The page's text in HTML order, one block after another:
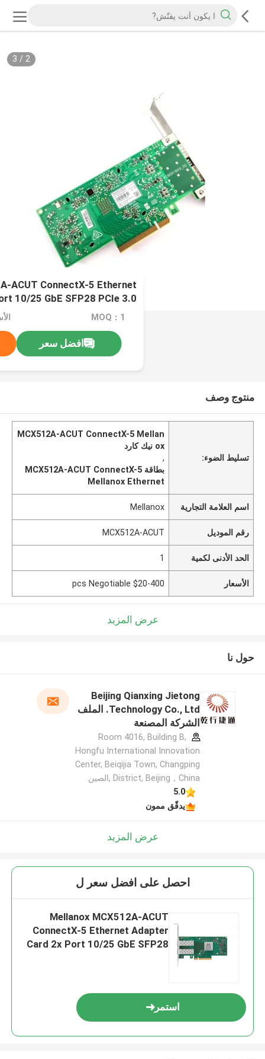
2
/
3
ACUT ConnectX-5 Ethernet
10/25 GbE SFP28 PCIe 3.0
MOQ：1
افضل سعر
منتوج وصف
تسليط الضوء:
MCX512A-ACUT ConnectX-5 Mellan
ox نيك كارد
,
بطاقة MCX512A-ACUT ConnectX-5
Mellanox Ethernet
اسم العلامة التجارية Mellanox
رقم الموديل MCX512A-ACUT
الحد الأدنى لكمية 1
الأسعار $20-400 pcs Negotiable
عرض المزيد
حول نا
Beijing Qianxing Jietong
Technology Co., Ltd. الملف
الشركة المصنعة
Room 4016, Building B,
Hongfu International Innovation
Center, Beiqijia Town, Changping
District, Beijing，China ,الصين
5.0
يدقّق ممون
عرض المزيد
احصل على افضل سعر ل
Mellanox MCX512A-ACUT
ConnectX-5 Ethernet Adapter
Card 2x Port 10/25 GbE SFP28
استمر